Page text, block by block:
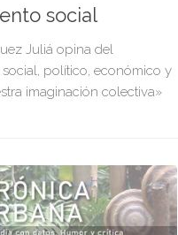
social
Juliá opina del
social, político, económico y
imaginación colectiva»